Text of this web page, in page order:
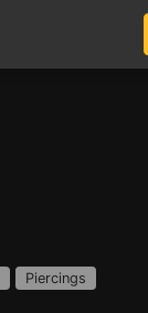
Piercings